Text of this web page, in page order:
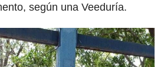
según una Veeduría.